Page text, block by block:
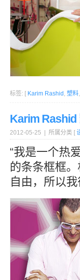
标签: [ Karim Rashid , 塑料,
Karim Rashid
2012-05-25 | 所属分类 [
“我是一个热
的条条框框
自由，所以